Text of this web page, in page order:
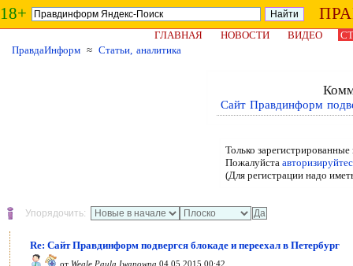
18+
ГЛАВНАЯ НОВОСТИ ВИДЕО
ПравдаИнформ ≈ Статьи, аналитика
Сайт Правдинформ
Только
Пожалуйста
(Для регистрации надо
Упорядочить:
Re: Сайт Правдинформ подвергся блокаде и переехал в Петербург
от Wegle Paula Iwanowna 04.05.2015 00:42